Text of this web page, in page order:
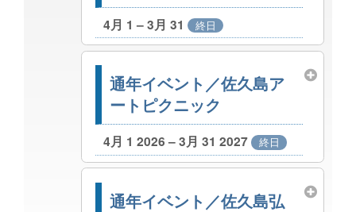
4月 1 – 3月 31 終日
通年イベント／佐久島ア
ートピクニック
4月 1 2026 – 3月 31 2027 終日
通年イベント／佐久島弘